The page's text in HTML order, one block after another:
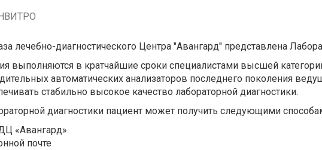
лечебно-диагностического Центра "Авангард" представлена
выполняются в кратчайшие сроки специалистами высшей
автоматических анализаторов последнего поколения
стабильно высокое качество лабораторной диагностики.
диагностики пациент может получить следующими
«Авангард».
почте